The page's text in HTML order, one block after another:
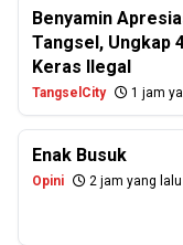
Benyamin
Tangsel, Ungkap
Keras Ilegal
TangselCity 1 jam
Enak Busuk
Opini 2 jam yang lalu